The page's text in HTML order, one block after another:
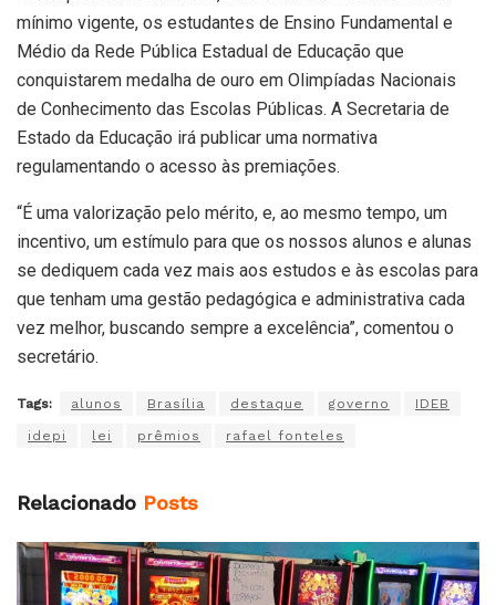
mínimo vigente, os estudantes de Ensino Fundamental e
Médio da Rede Pública Estadual de Educação que
conquistarem medalha de ouro em Olimpíadas Nacionais
de Conhecimento das Escolas Públicas. A Secretaria de
Estado da Educação irá publicar uma normativa
regulamentando o acesso às premiações.
“É uma valorização pelo mérito, e, ao mesmo tempo, um
incentivo, um estímulo para que os nossos alunos e alunas
se dediquem cada vez mais aos estudos e às escolas para
que tenham uma gestão pedagógica e administrativa cada
vez melhor, buscando sempre a excelência”, comentou o
secretário.
Tags: alunos Brasília destaque governo IDEB
idepi lei prêmios rafael fonteles
Relacionado Posts